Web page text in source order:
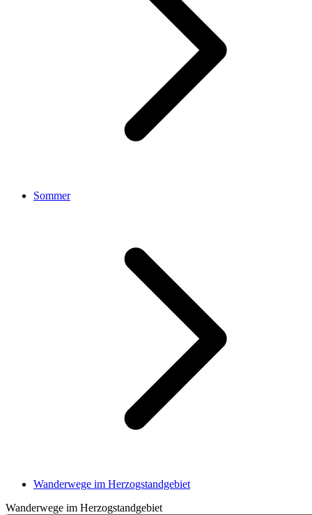
Sommer
Wanderwege im Herzogstandgebiet
Wanderwege im Herzogstandgebiet